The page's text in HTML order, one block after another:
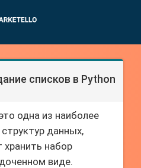
списков в Python
одна из наиболее
данных,
хранить набор
виде.